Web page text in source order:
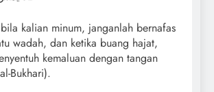
kalian minum, janganlah bernafas
wadah, dan ketika buang hajat,
kemaluan dengan tangan
Bukhari).